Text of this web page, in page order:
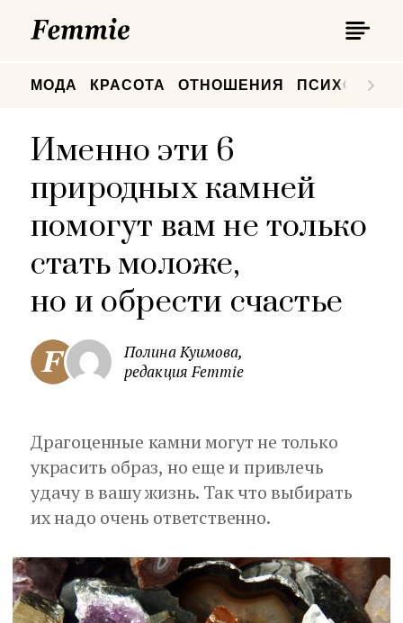
МОДА КРАСОТА ОТНОШЕНИЯ
Именно эти 6
природных камней
помогут вам не только
стать моложе,
но и обрести счастье
Полина Куимова,
редакция Femmie
Драгоценные камни могут не только
украсить образ, но еще и привлечь
удачу в вашу жизнь. Так что выбирать
их надо очень ответственно.